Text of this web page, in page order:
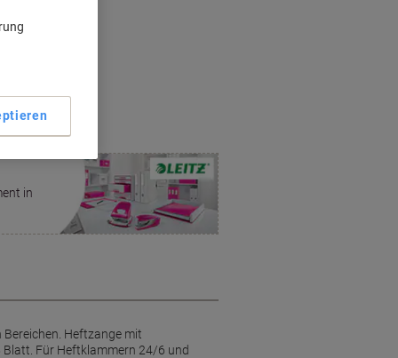
in
Heftzange mit
Für Heftklammern 24/6 und